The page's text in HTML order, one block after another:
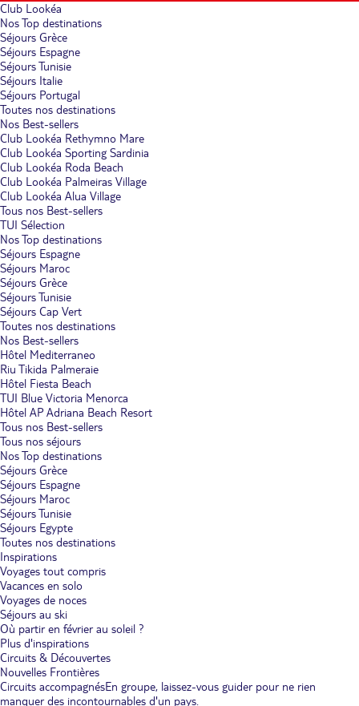
Club Lookéa
Nos Top destinations
Séjours Grèce
Séjours Espagne
Séjours Tunisie
Séjours Italie
Séjours Portugal
Toutes nos destinations
Nos Best-sellers
Club Lookéa Rethymno Mare
Club Lookéa Sporting Sardinia
Club Lookéa Roda Beach
Club Lookéa Palmeiras Village
Club Lookéa Alua Village
Tous nos Best-sellers
TUI Sélection
Nos Top destinations
Séjours Espagne
Séjours Maroc
Séjours Grèce
Séjours Tunisie
Séjours Cap Vert
Toutes nos destinations
Nos Best-sellers
Hôtel Mediterraneo
Riu Tikida Palmeraie
Hôtel Fiesta Beach
TUI Blue Victoria Menorca
Hôtel AP Adriana Beach Resort
Tous nos Best-sellers
Tous nos séjours
Nos Top destinations
Séjours Grèce
Séjours Espagne
Séjours Maroc
Séjours Tunisie
Séjours Egypte
Toutes nos destinations
Inspirations
Voyages tout compris
Vacances en solo
Voyages de noces
Séjours au ski
Où partir en février au soleil ?
Plus d'inspirations
Circuits & Découvertes
Nouvelles Frontières
Circuits accompagnésEn groupe, laissez-vous guider pour ne rien
manquer des incontournables d'un pays.